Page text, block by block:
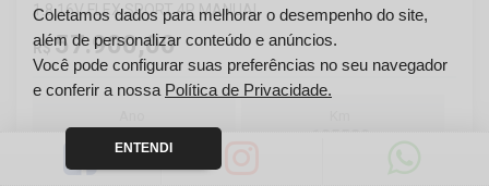
1.8 16V FLEX SPORT 4P MANUAL
R$57.900,00
Coletamos dados para melhorar o desempenho do site,
além de personalizar conteúdo e anúncios.
Você pode configurar suas preferências no seu navegador
e conferir a nossa Política de Privacidade.
ENTENDI